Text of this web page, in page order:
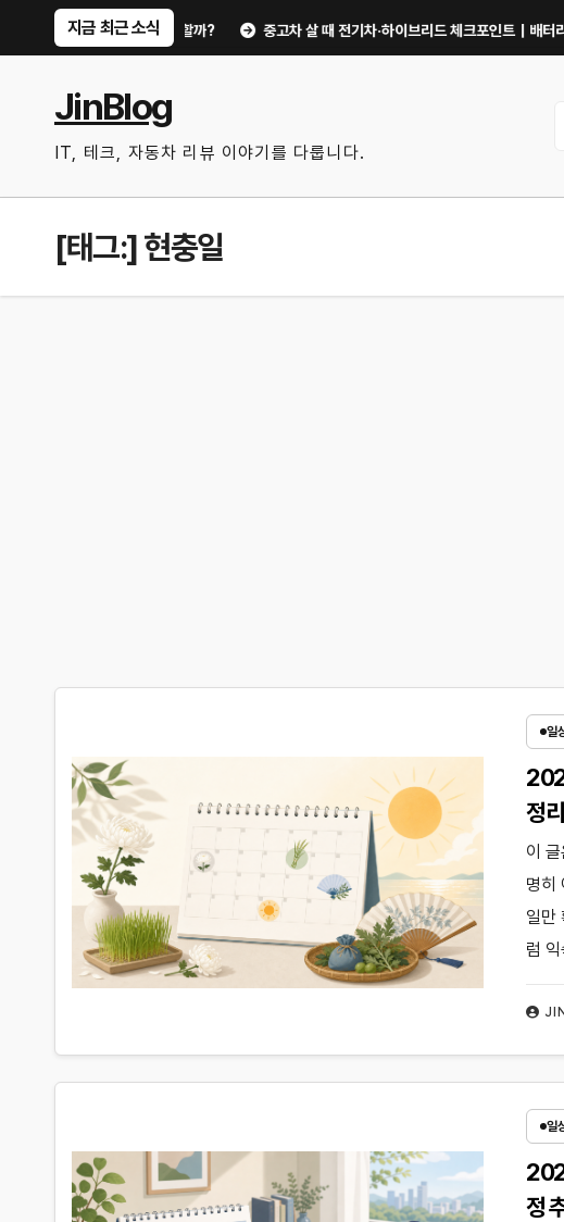
지금 최근 소식
무엇부터 확인할까? 중고차 살 때 전기차·하이브리드 체크포인트｜배터리 상태 확인법
JinBlog
IT, 테크, 자동차 리뷰 이야기를 다룹니다.
[태그:]현충일
일
정
할
JIN
이
명히
일만
럼
일
정